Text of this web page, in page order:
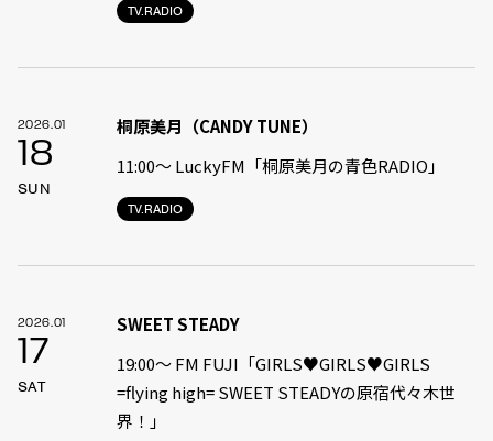
TV.RADIO
2026.01
18
SUN
TV.RADIO
桐原美月（CANDY TUNE）
11:00〜 LuckyFM「桐原美月の青色RADIO」
2026.01
17
SAT
SWEET STEADY
19:00〜 FM FUJI「GIRLS♥GIRLS♥GIRLS
=flying high= SWEET STEADYの原宿代々木世
界！」